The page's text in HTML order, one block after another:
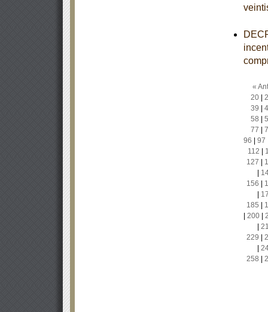
«
20|
39
58
77
96
97
112
127
156
185
200|
229
258